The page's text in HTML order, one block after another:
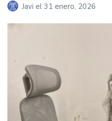
Javi el 31 enero, 2026